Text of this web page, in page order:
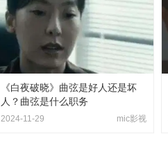
《白夜破晓》曲弦是好人还是坏
人？曲弦是什么职务
2024-11-29 mic影视